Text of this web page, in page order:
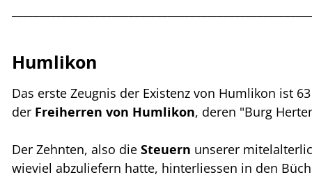
Humlikon
Das erste Zeugnis der Existenz von Humlikon ist
der Freiherren von Humlikon, deren "Burg
Der Zehnten, also die Steuern unserer
wieviel abzuliefern hatte, hinterliessen in den